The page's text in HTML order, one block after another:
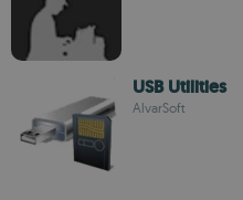
USB Utilities
AlvarSoft